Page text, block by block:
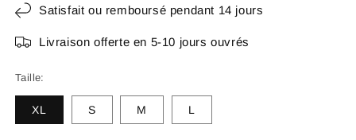
Satisfait ou remboursé pendant 14 jours
Livraison offerte en 5-10 jours ouvrés
Taille:
XL S M L